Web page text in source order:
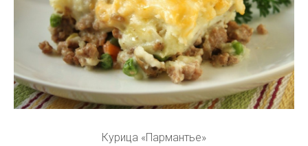
Курица «Пармантье»